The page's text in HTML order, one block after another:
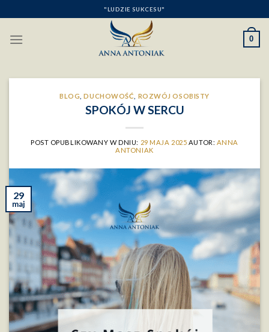
to
content
"LUDZIE SUKCESU"
0
BLOG ,DUCHOWOŚĆ ROZWÓJ OSOBISTY
SPOKÓJ W SERCU
POST OPUBLIKOWANY W DNIU: 29 MAJA 2025 AUTOR: ANNA
ANTONIAK
29
maj